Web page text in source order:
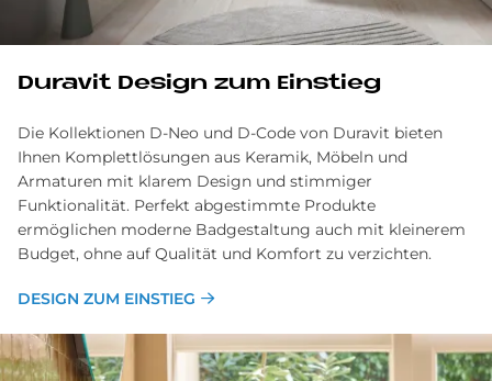
Du­ra­vit De­sign zum Ein­stieg
Die Kollektionen D-Neo und D-Code von Duravit bieten
Ihnen Komplettlösungen aus Keramik, Möbeln und
Armaturen mit klarem Design und stimmiger
Funktionalität. Perfekt abgestimmte Produkte
ermöglichen moderne Badgestaltung auch mit kleinerem
Budget, ohne auf Qualität und Komfort zu verzichten.
DESIGN ZUM EINSTIEG